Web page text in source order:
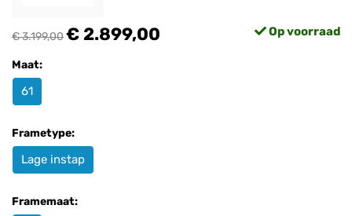
€ 3.199,00€ 2.899,00 Op voorraad
Maat:
61
Frametype:
Lage instap
Framemaat: